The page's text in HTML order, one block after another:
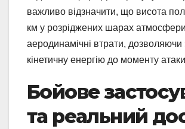
важливо відзначити, що висота
км у розріджених шарах атмосфери
аеродинамічні втрати, дозволяючи
кінетичну енергію до моменту
Бойове
та реальний